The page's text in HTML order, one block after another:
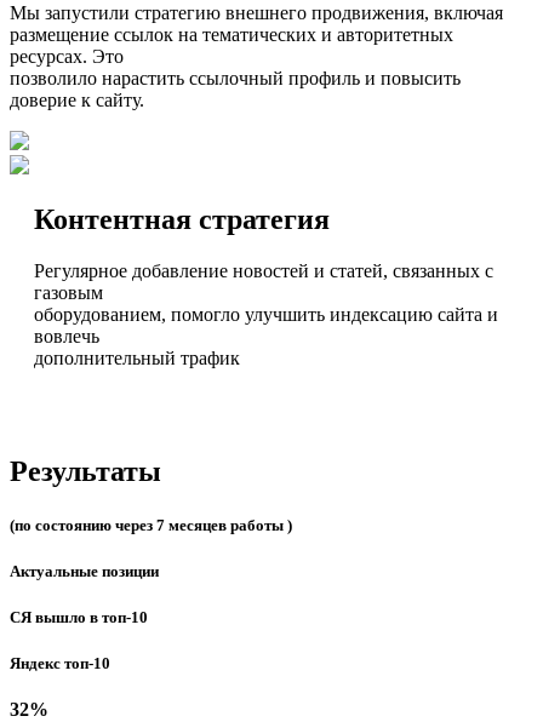
Мы запустили стратегию внешнего продвижения, включая
размещение ссылок на тематических и авторитетных
ресурсах. Это
позволило нарастить ссылочный профиль и повысить
доверие к сайту.
Контентная стратегия
Регулярное добавление новостей и статей, связанных с
газовым
оборудованием, помогло улучшить индексацию сайта и
вовлечь
дополнительный трафик
Результаты
(по состоянию через 7 месяцев работы )
Актуальные позиции
СЯ вышло в топ-10
Яндекс топ-10
32%